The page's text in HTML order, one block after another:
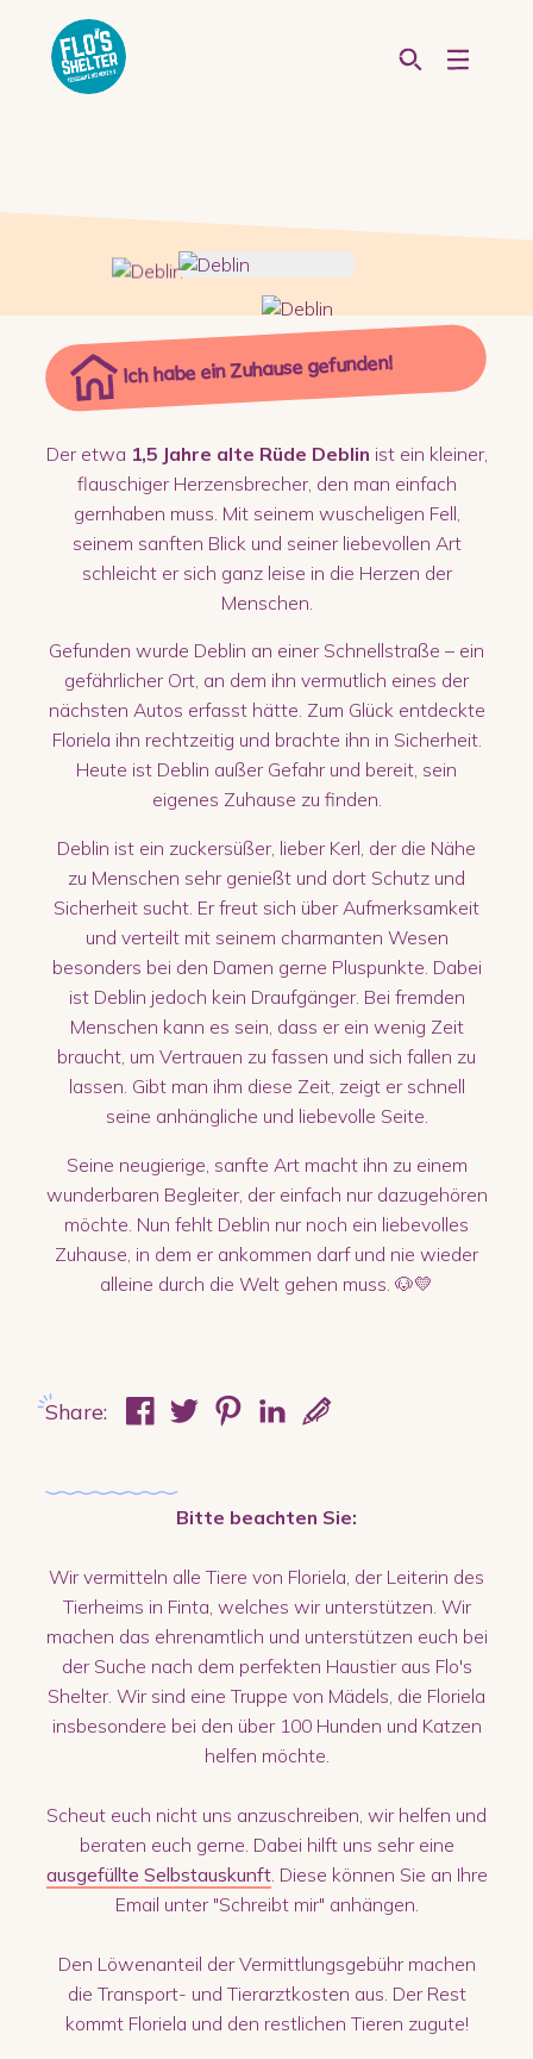
Ich habe ein Zuhause gefunden!
Der etwa 1,5 Jahre alte Rüde Deblin ist ein kleiner,
flauschiger Herzensbrecher, den man einfach
gernhaben muss. Mit seinem wuscheligen Fell,
seinem sanften Blick und seiner liebevollen Art
schleicht er sich ganz leise in die Herzen der
Menschen.
Gefunden wurde Deblin an einer Schnellstraße – ein
gefährlicher Ort, an dem ihn vermutlich eines der
nächsten Autos erfasst hätte. Zum Glück entdeckte
Floriela ihn rechtzeitig und brachte ihn in Sicherheit.
Heute ist Deblin außer Gefahr und bereit, sein
eigenes Zuhause zu finden.
Deblin ist ein zuckersüßer, lieber Kerl, der die Nähe
zu Menschen sehr genießt und dort Schutz und
Sicherheit sucht. Er freut sich über Aufmerksamkeit
und verteilt mit seinem charmanten Wesen
besonders bei den Damen gerne Pluspunkte. Dabei
ist Deblin jedoch kein Draufgänger. Bei fremden
Menschen kann es sein, dass er ein wenig Zeit
braucht, um Vertrauen zu fassen und sich fallen zu
lassen. Gibt man ihm diese Zeit, zeigt er schnell
seine anhängliche und liebevolle Seite.
Seine neugierige, sanfte Art macht ihn zu einem
wunderbaren Begleiter, der einfach nur dazugehören
möchte. Nun fehlt Deblin nur noch ein liebevolles
Zuhause, in dem er ankommen darf und nie wieder
alleine durch die Welt gehen muss. 🐶💛
Share:
Bitte beachten Sie:
Wir vermitteln alle Tiere von Floriela, der Leiterin des
Tierheims in Finta, welches wir unterstützen. Wir
machen das ehrenamtlich und unterstützen euch bei
der Suche nach dem perfekten Haustier aus Flo's
Shelter. Wir sind eine Truppe von Mädels, die Floriela
insbesondere bei den über 100 Hunden und Katzen
helfen möchte.
Scheut euch nicht uns anzuschreiben, wir helfen und
beraten euch gerne. Dabei hilft uns sehr eine
ausgefüllte Selbstauskunft. Diese können Sie an Ihre
Email unter "Schreibt mir" anhängen.
Den Löwenanteil der Vermittlungsgebühr machen
die Transport- und Tierarztkosten aus. Der Rest
kommt Floriela und den restlichen Tieren zugute!